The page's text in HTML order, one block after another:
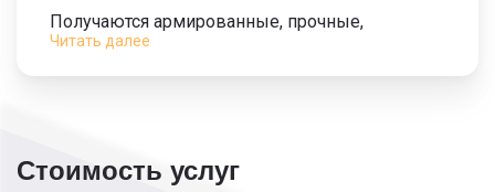
Читать далее
Получаются армированные, прочные,
износостойкие полы. Прочность обеспечена
на выгодных условиях, при большом объеме
Стоимость услуг